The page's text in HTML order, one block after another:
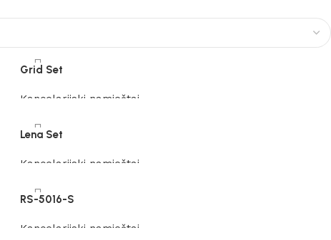
Grid Set
Kancelarijski namještaj
Lena Set
Kancelarijski namještaj
RS-5016-S
Kancelarijski namještaj